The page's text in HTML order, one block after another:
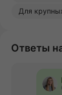
Для
Ответы